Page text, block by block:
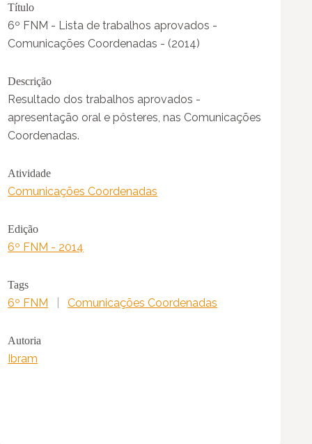
Título
6º FNM - Lista de trabalhos aprovados -
Comunicações Coordenadas - (2014)
Descrição
Resultado dos trabalhos aprovados -
apresentação oral e pôsteres, nas Comunicações
Coordenadas.
Atividade
Comunicações Coordenadas
Edição
6º FNM - 2014
Tags
6º FNM Comunicações Coordenadas
Autoria
Ibram